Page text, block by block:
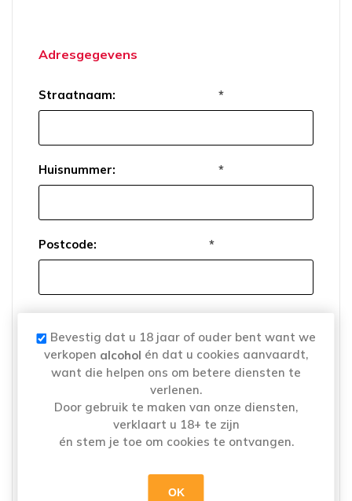
Adresgegevens
Straatnaam: *
Huisnummer: *
Postcode: *
*
Bevestig dat u 18 jaar of ouder bent want we
verkopen alcohol én dat u cookies aanvaardt,
want die helpen ons om betere diensten te
verlenen.
Door gebruik te maken van onze diensten,
verklaart u 18+ te zijn
én stem je toe om cookies te ontvangen.
OK